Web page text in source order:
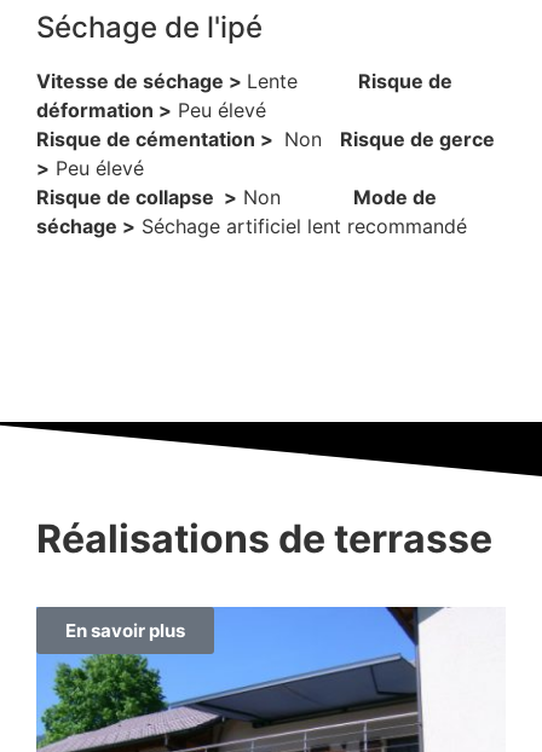
Séchage de l'ipé
Vitesse de séchage > Lente Risque de
déformation > Peu élevé
Risque de cémentation > Non Risque de gerce
> Peu élevé
Risque de collapse > Non Mode de
séchage > Séchage artificiel lent recommandé
Réalisations de terrasse
En savoir plus